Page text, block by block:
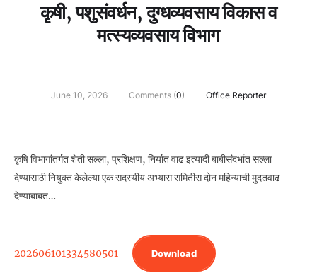
कृषी, पशुसंवर्धन, दुग्‍धव्‍यवसाय विकास व
मत्‍स्‍यव्‍यवसाय विभाग
June 10, 2026 Comments (0) Office Reporter
कृषि विभागांतर्गत शेती सल्ला, प्रशिक्षण, निर्यात वाढ इत्यादी बाबीसंदर्भात सल्ला
देण्यासाठी नियुक्त केलेल्या एक सदस्यीय अभ्यास समितीस दोन महिन्याची मुदतवाढ
देण्याबाबत…
202606101334580501 Download